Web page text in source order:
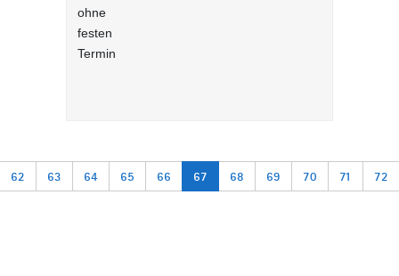
ohne
festen
Termin
62 63 64 65 66 67 68 69 70 71 72